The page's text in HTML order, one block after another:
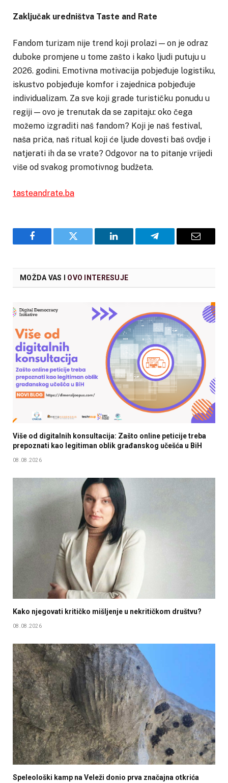
Zaključak uredništva Taste and Rate
Fandom turizam nije trend koji prolazi — on je odraz
duboke promjene u tome zašto i kako ljudi putuju u
2026. godini. Emotivna motivacija pobjeđuje logistiku,
iskustvo pobjeđuje komfor i zajednica pobjeđuje
individualizam. Za sve koji grade turističku ponudu u
regiji — ovo je trenutak da se zapitaju: oko čega
možemo izgraditi naš fandom? Koji je naš festival,
naša priča, naš ritual koji će ljude dovesti baš ovdje i
natjerati ih da se vrate? Odgovor na to pitanje vrijedi
više od svakog promotivnog budžeta.
tasteandrate.ba
Facebook Twitter LinkedIn Telegram Email
MOŽDA VAS I OVO INTERESUJE
Više od digitalnih konsultacija: Zašto online peticije treba
prepoznati kao legitiman oblik građanskog učešća u BiH
08.08.2026
Kako njegovati kritičko mišljenje u nekritičkom društvu?
08.08.2026
Speleološki kamp na Veleži donio prva značajna otkrića